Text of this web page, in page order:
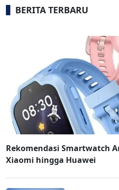
BERITA TERBARU
Rekomendasi Smartwatch
Xiaomi hingga Huawei